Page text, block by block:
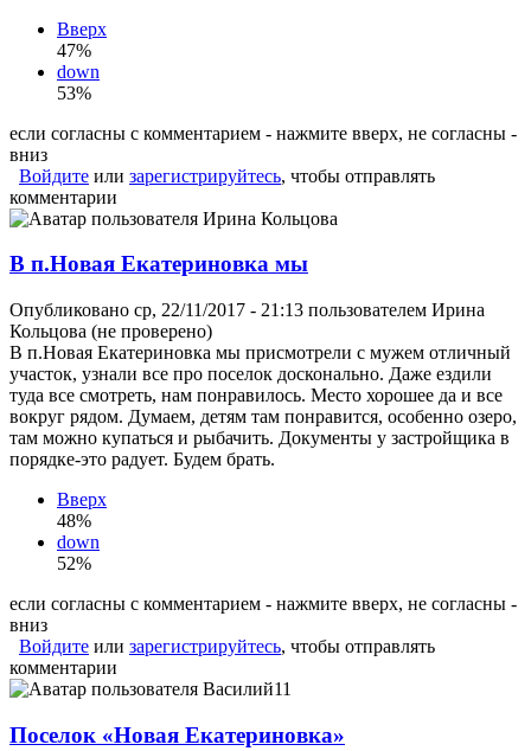
Вверх
47%
down
53%
если согласны с комментарием - нажмите вверх, не согласны -
вниз
Войдите или зарегистрируйтесь, чтобы отправлять
комментарии
В п.Новая Екатериновка мы
Опубликовано ср, 22/11/2017 - 21:13 пользователем Ирина
Кольцова (не проверено)
В п.Новая Екатериновка мы присмотрели с мужем отличный
участок, узнали все про поселок досконально. Даже ездили
туда все смотреть, нам понравилось. Место хорошее да и все
вокруг рядом. Думаем, детям там понравится, особенно озеро,
там можно купаться и рыбачить. Документы у застройщика в
порядке-это радует. Будем брать.
Вверх
48%
down
52%
если согласны с комментарием - нажмите вверх, не согласны -
вниз
Войдите или зарегистрируйтесь, чтобы отправлять
комментарии
Поселок «Новая Екатериновка»